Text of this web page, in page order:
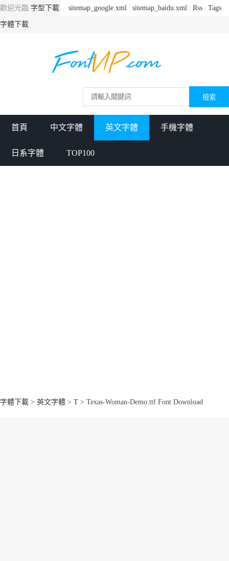
sitemap_google.xml sitemap_baidu.xml Rss Tags
歡迎光臨 字型下載
字體下載
首頁 中文字體 英文字體 手機字體
日系字體 TOP100
字體下載 > 英文字體 > T > Texas-Woman-Demo.ttf Font Download